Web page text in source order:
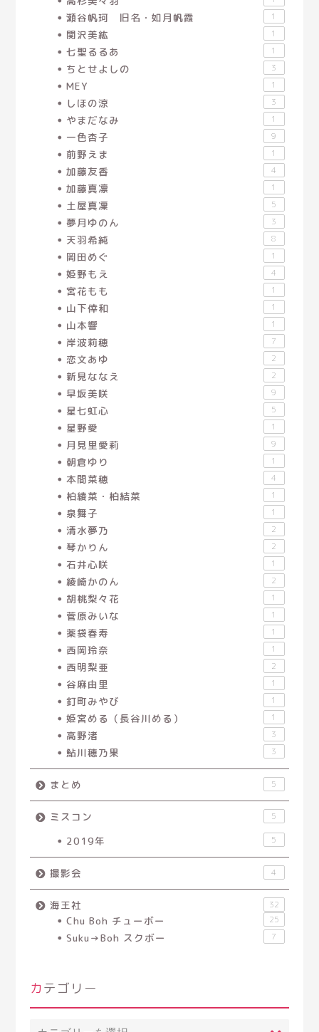
瀬谷帆珂 旧名・如月帆霞 1
関沢美紘 1
七聖るるあ 1
ちとせよしの 3
MEY 1
しほの涼 3
やまだなみ 1
一色杏子 9
前野えま 1
加藤友香 4
加藤真凛 1
土屋真凜 5
夢月ゆのん 3
天羽希純 8
岡田めぐ 1
姫野もえ 4
宮花もも 1
山下倖和 1
山本響 1
岸波莉穂 7
恋文あゆ 2
新見ななえ 2
早坂美咲 9
星七虹心 5
星野愛 1
月見里愛莉 9
朝倉ゆり 1
本間菜穂 4
柏綾菜・柏結菜 1
泉舞子 1
清水夢乃 2
琴かりん 2
石井心咲 1
綾崎かのん 2
胡桃梨々花 1
菅原みいな 1
薬袋春寿 1
西岡玲奈 1
西明梨亜 2
谷麻由里 1
釘町みやび 1
姫宮める（長谷川める） 1
高野渚 3
鮎川穂乃果 3
まとめ 5
ミスコン 5
2019年 5
撮影会 4
海王社 32
Chu Boh チューボー 25
Suku→Boh スクボー 7
カテゴリー